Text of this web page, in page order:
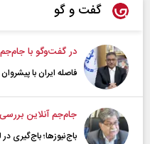
گفت و گو
در گفت‌و‌گو با
فاصله ایران با
جام‌جم آنلاین
باج‌نیوزها؛ باج‌گیری